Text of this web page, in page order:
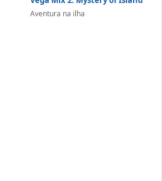
Aventura na ilha